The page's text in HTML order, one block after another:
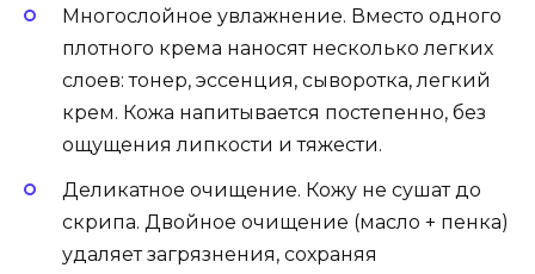
Многослойное увлажнение. Вместо одного
плотного крема наносят несколько легких
слоев: тонер, эссенция, сыворотка, легкий
крем. Кожа напитывается постепенно, без
ощущения липкости и тяжести.
Деликатное очищение. Кожу не сушат до
скрипа. Двойное очищение (масло + пенка)
удаляет загрязнения, сохраняя